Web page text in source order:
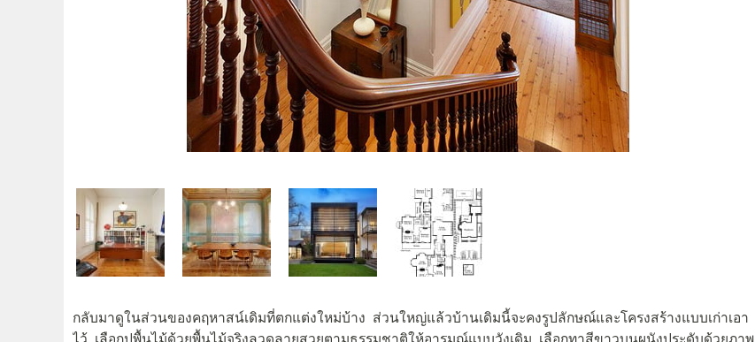
กลับมาดูในส่วนของคฤหาสน์เดิมที่ตกแต่งใหม่บ้าง ส่วนใหญ่แล้วบ้านเดิมนี้จะคงรูปลักษณ์และโครงสร้างแบบเก่าเอา